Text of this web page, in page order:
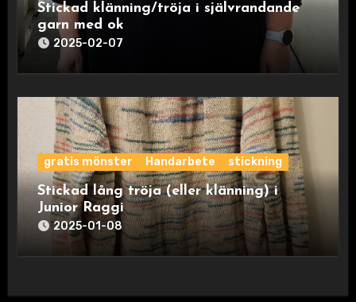
Stickad klänning/tröja i självrandande
garn med ok
2025-02-07
gratis mönster Handarbete stickning
Stickad lång tröja (eller klänning) i
Junior Raggi
2025-01-08